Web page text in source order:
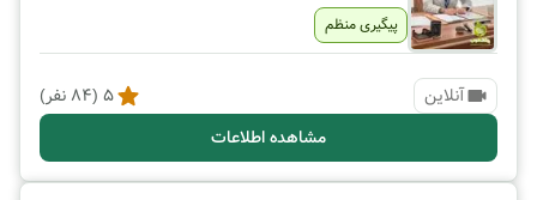
پیگیری منظم
آنلاین 5
(
84 نفر)
مشاهده اطلاعات